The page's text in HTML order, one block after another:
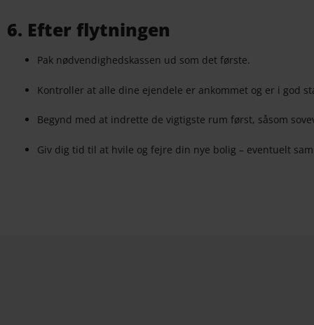
6. Efter flytningen
Pak nødvendighedskassen ud som det første.
Kontroller at alle dine ejendele er ankommet og er i god
Begynd med at indrette de vigtigste rum først, såsom
Giv dig tid til at hvile og fejre din nye bolig – eventuelt